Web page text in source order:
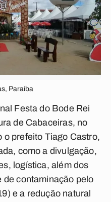
Paraíba
Festa do Bode Rei
de Cabaceiras, no
o prefeito Tiago Castro,
como a divulgação,
logística, além dos
de contaminação pelo
e a redução natural